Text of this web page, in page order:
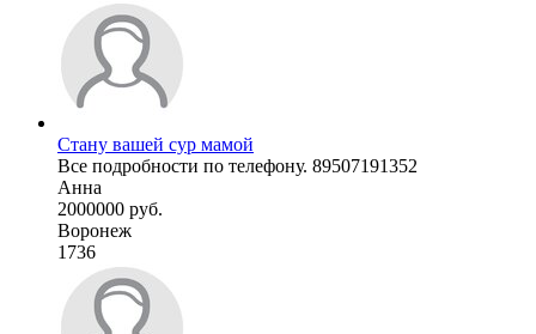
Стану вашей сур мамой
Все подробности по телефону. 89507191352
Анна
2000000 руб.
Воронеж
1736